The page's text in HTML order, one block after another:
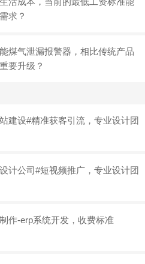
求？
煤气泄漏报警器，相比传统产品
要升级？
建设#精准获客引流，专业设计团
计公司#短视频推广，专业设计团
作-erp系统开发，收费标准